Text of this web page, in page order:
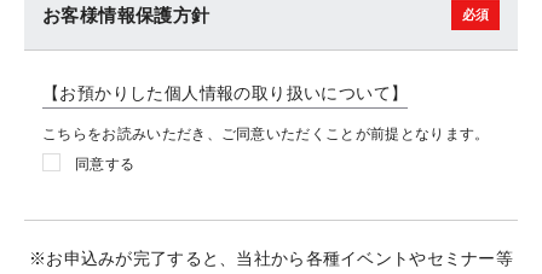
お客様情報保護方針
【お預かりした個人情報の取り扱いについて】
こちらをお読みいただき、ご同意いただくことが前提となります。
同意する
※お申込みが完了すると、当社から各種イベントやセミナー等